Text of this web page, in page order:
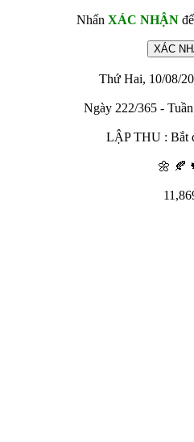
Nhấn XÁC NHẬNđể
Thứ Hai, 10/08/
Ngày 222/365 -
LẬP THU : Bắt
🌼 🍂